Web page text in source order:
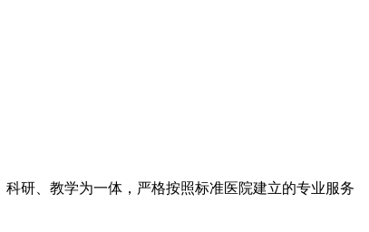
研、教学为一体，严格按照标准医院建立的专业服务